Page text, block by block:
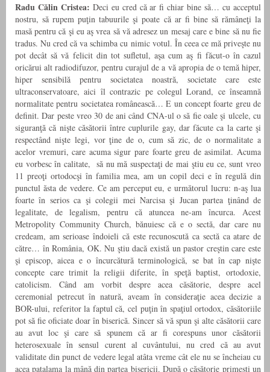
Radu Călin Cristea: Deci eu cred că ar fi chiar bine să… cu acceptul
nostru, să rupem puţin tabuurile şi poate că ar fi bine să rămâneţi la
masă pentru că şi eu aş vrea să vă adresez un mesaj care e bine să nu fie
tradus. Nu cred că va schimba cu nimic votul. În ceea ce mă priveşte nu
pot decât să vă felicit din tot sufletul, aşa cum aş fi făcut-o în cazul
oricărui alt radiodifuzor, pentru curajul de a vă apropia de o temă hiper,
hiper sensibilă pentru societatea noastră, societate care este
ultraconservatoare, aici îl contrazic pe colegul Lorand, ce înseamnă
normalitate pentru societatea românească… E un concept foarte greu de
definit. Dar peste vreo 30 de ani când CNA-ul o să fie oale şi ulcele, cu
siguranţă că nişte căsătorii între cuplurile gay, dar făcute ca la carte şi
respectând nişte legi, vor ţine de o, cum să zic, de o normalitate a
acelor vremuri, care acuma sigur pare foarte greu de asimilat. Acuma
eu vorbesc în calitate, să nu mă suspectaţi de mai ştiu eu ce, sunt vreo
11 preoţi ortodocşi în familia mea, am un copil deci e în regulă din
punctul ăsta de vedere. Ce am perceput eu, e următorul lucru: n-aş lua
foarte în serios ca şi colegii mei Narcisa şi Jucan partea ţinând de
legalitate, de legalism, pentru că atuncea ne-am încurca. Acest
Metropolity Community Church, bănuiesc că e o sectă, dar care nu
credeam, am serioase îndoieli că este recunoscută ca sectă ca atare de
către… în România, OK. Nu ştiu dacă există un pastor creştin care este
şi episcop, aicea e o încurcătură terminologică, se bat în cap nişte
concepte care trimit la religii diferite, în speţă baptist, ortodoxie,
catolicism. Când am vorbit despre acea căsătorie, despre acel
ceremonial petrecut în natură, aveam în consideraţie acea decizie a
BOR-ului, referitor la faptul că, cel puţin în spaţiul ortodox, căsătoriile
pot să fie oficiate doar în biserică. Sincer să vă spun şi alte căsătorii care
au avut loc şi care să spunem că ar fi corespuns unor căsătorii
heterosexuale în sensul curent al cuvântului, nu cred că au avut
validitate din punct de vedere legal atâta vreme cât ele nu se încheiau cu
acea patalama la mână din partea bisericii. După o căsătorie primeşti un